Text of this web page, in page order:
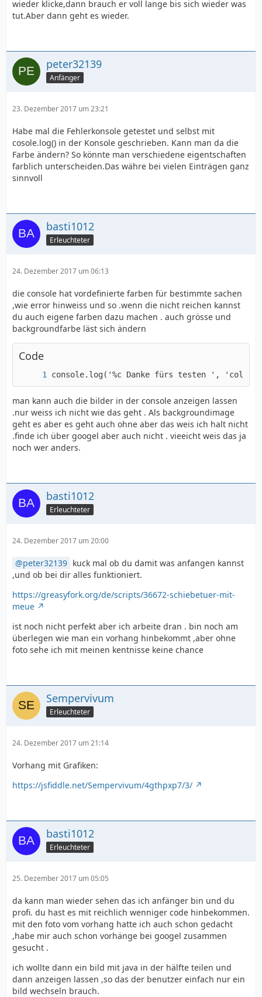
}
wieder klicke,dann brauch er voll lange bis sich wieder was
tut.Aber dann geht es wieder.
peter32139
Anfänger
23. Dezember 2017 um 23:21
Habe mal die Fehlerkonsole getestet und selbst mit
cosole.log() in der Konsole geschrieben. Kann man da die
Farbe ändern? So könnte man verschiedene eigentschaften
farblich unterscheiden.Das währe bei vielen Einträgen ganz
sinnvoll
basti1012
Erleuchteter
24. Dezember 2017 um 06:13
die console hat vordefinierte farben für bestimmte sachen
,wie error hinweiss und so .wenn die nicht reichen kannst
du auch eigene farben dazu machen . auch grösse und
backgroundfarbe läst sich ändern
Code
console.log('%c Danke fürs testen ', 'color:
man kann auch die bilder in der console anzeigen lassen
.nur weiss ich nicht wie das geht . Als backgroundimage
geht es aber es geht auch ohne aber das weis ich halt nicht
.finde ich über googel aber auch nicht . vieeicht weis das ja
noch wer anders.
basti1012
Erleuchteter
24. Dezember 2017 um 20:00
peter32139 kuck mal ob du damit was anfangen kannst
,und ob bei dir alles funktioniert.
https://greasyfork.org/de/scripts/36672-schiebetuer-mit-
meue
ist noch nicht perfekt aber ich arbeite dran . bin noch am
überlegen wie man ein vorhang hinbekommt ,aber ohne
foto sehe ich mit meinen kentnisse keine chance
Sempervivum
Erleuchteter
24. Dezember 2017 um 21:14
Vorhang mit Grafiken:
https://jsfiddle.net/Sempervivum/4gthpxp7/3/
basti1012
Erleuchteter
25. Dezember 2017 um 05:05
da kann man wieder sehen das ich anfänger bin und du
profi. du hast es mit reichlich wenniger code hinbekommen.
mit den foto vom vorhang hatte ich auch schon gedacht
,habe mir auch schon vorhänge bei googel zusammen
gesucht .
ich wollte dann ein bild mit java in der hälfte teilen und
dann anzeigen lassen ,so das der benutzer einfach nur ein
bild wechseln brauch.